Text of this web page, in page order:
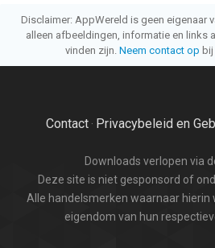
Disclaimer: AppWereld is geen eigenaar
alleen afbeeldingen, informatie en links
vinden zijn. Neem contact op
Contact· Privacybeleid en
Downloads verlopen via
Deze site is niet gesponsord of
Alle handelsmerken waarnaar
eigendom van hun